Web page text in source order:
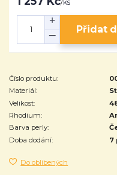
/ks
Přidat
Číslo produktu:
Materiál:
Velikost:
Rhodium:
Barva perly:
Doba dodání:
7
Do oblíbených